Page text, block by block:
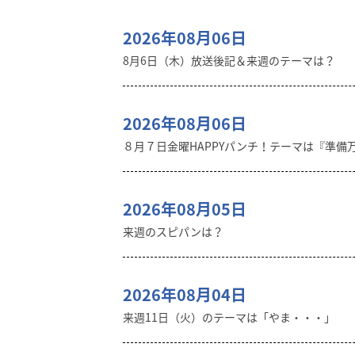
2026年08月06日
8月6日（木）放送後記＆来週のテーマは？
2026年08月06日
８月７日金曜HAPPYパンチ！テーマは『準備
2026年08月05日
来週のスピパンは？
2026年08月04日
来週11日（火）のテーマは「やま・・・」